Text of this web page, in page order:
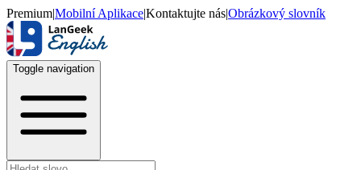
Premium|Mobilní Aplikace|Kontaktujte nás|Obrázkový slovník
Toggle navigation